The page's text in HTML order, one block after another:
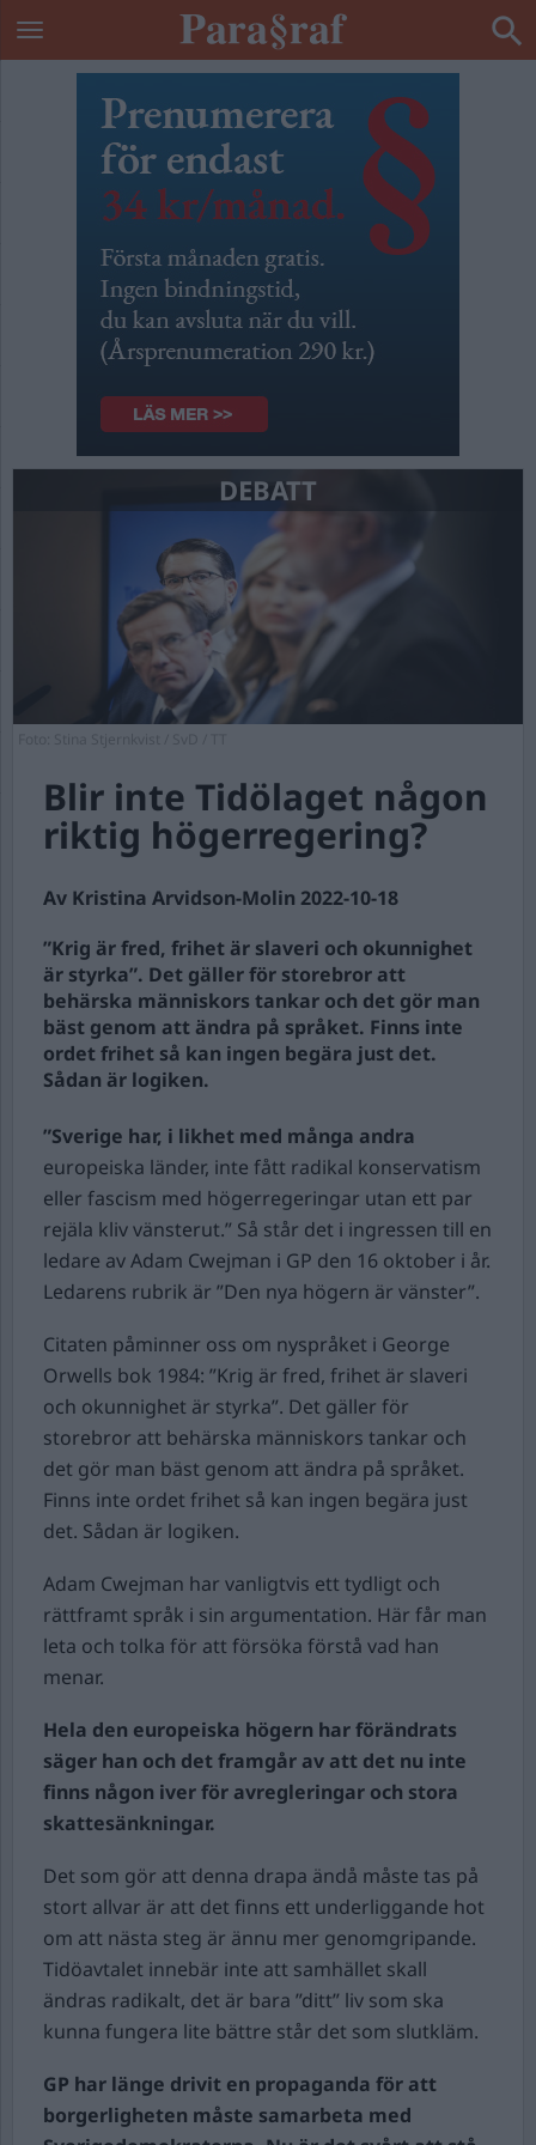
DEBATT
Blir inte Tidölaget någon
riktig högerregering?
Av Kristina Arvidson-Molin 2022-10-18
”Krig är fred, frihet är slaveri och okunnighet
är styrka”. Det gäller för storebror att
behärska människors tankar och det gör man
bäst genom att ändra på språket. Finns inte
ordet frihet så kan ingen begära just det.
Sådan är logiken.
”Sverige har, i likhet med många andra
europeiska länder, inte fått radikal konservatism
eller fascism med högerregeringar utan ett par
rejäla kliv vänsterut.” Så står det i ingressen till en
ledare av Adam Cwejman i GP den 16 oktober i år.
Ledarens rubrik är ”Den nya högern är vänster”.
Citaten påminner oss om nyspråket i George
Orwells bok 1984: ”Krig är fred, frihet är slaveri
och okunnighet är styrka”. Det gäller för
storebror att behärska människors tankar och
det gör man bäst genom att ändra på språket.
Finns inte ordet frihet så kan ingen begära just
det. Sådan är logiken.
Adam Cwejman har vanligtvis ett tydligt och
rättframt språk i sin argumentation. Här får man
leta och tolka för att försöka förstå vad han
menar.
Hela den europeiska högern har förändrats
säger han och det framgår av att det nu inte
finns någon iver för avregleringar och stora
skattesänkningar.
Det som gör att denna drapa ändå måste tas på
stort allvar är att det finns ett underliggande hot
om att nästa steg är ännu mer genomgripande.
Tidöavtalet innebär inte att samhället skall
ändras radikalt, det är bara ”ditt” liv som ska
kunna fungera lite bättre står det som slutkläm.
GP har länge drivit en propaganda för att
borgerligheten måste samarbeta med